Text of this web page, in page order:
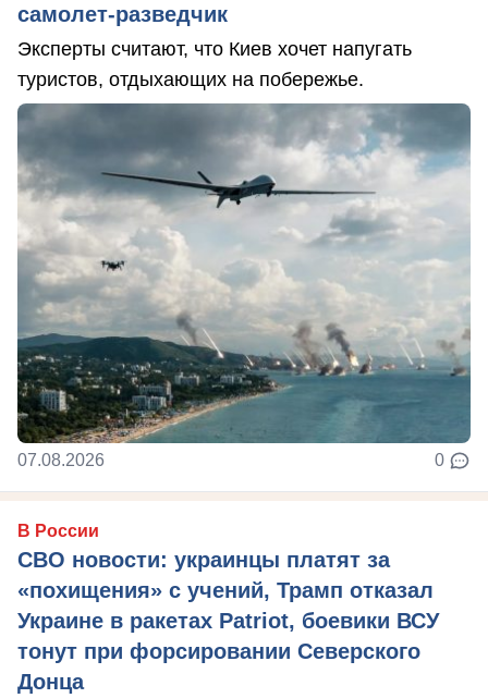
самолет-разведчик
Эксперты считают, что Киев хочет напугать
туристов, отдыхающих на побережье.
07.08.2026 0
В России
СВО новости: украинцы платят за
«похищения» с учений, Трамп отказал
Украине в ракетах Patriot, боевики ВСУ
тонут при форсировании Северского
Донца